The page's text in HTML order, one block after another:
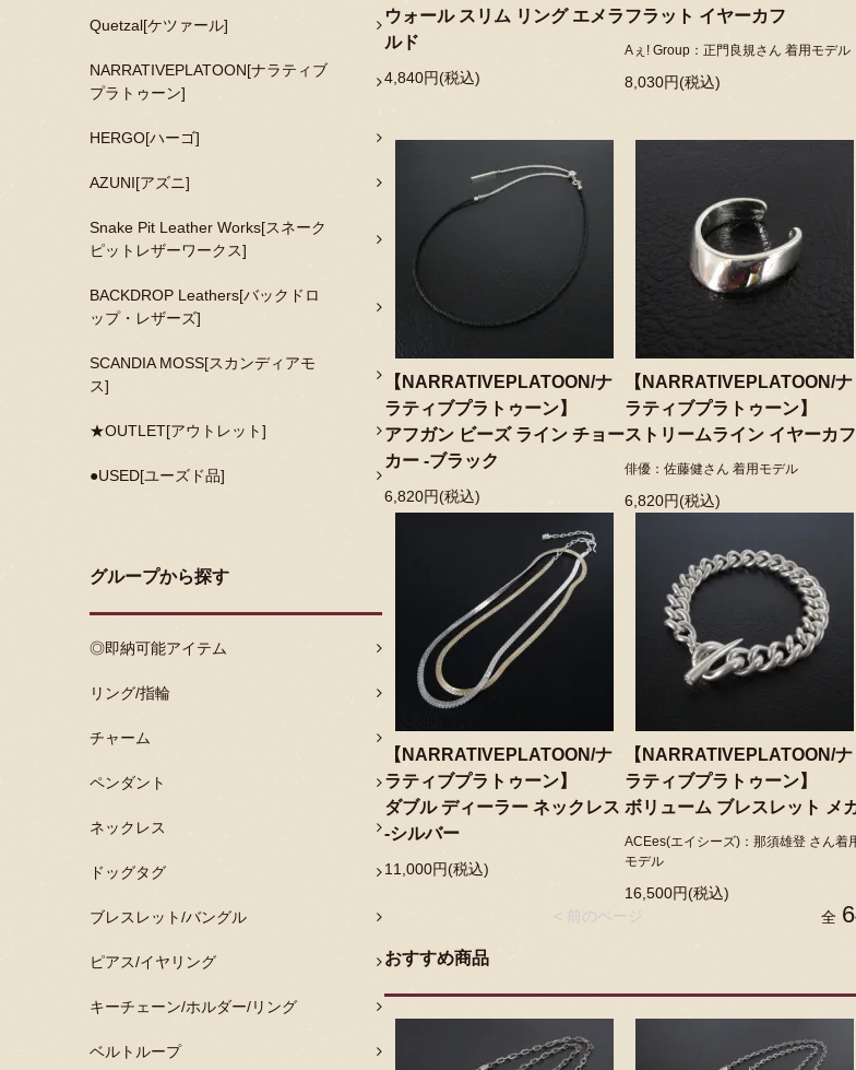
Quetzal[ケツァール]
NARRATIVEPLATOON[ナラティブ
プラトゥーン]
HERGO[ハーゴ]
AZUNI[アズニ]
Snake Pit Leather Works[スネーク
ピットレザーワークス]
BACKDROP Leathers[バックドロ
ップ・レザーズ]
SCANDIA MOSS[スカンディアモ
ス]
★OUTLET[アウトレット]
●USED[ユーズド品]
グループから探す
◎即納可能アイテム
リング/指輪
チャーム
ペンダント
ネックレス
ドッグタグ
ブレスレット/バングル
ピアス/イヤリング
キーチェーン/ホルダー/リング
ベルトループ
ウォール スリム リング エメラ
ルド
4,840円(税込)
フラット イヤーカフ
Aぇ! Group：正門良規さん 着用モデル
8,030円(税込)
【NARRATIVEPLATOON/ナ
ラティブプラトゥーン】
アフガン ビーズ ライン チョー
カー -ブラック
6,820円(税込)
【NARRATIVEPLATOON/ナ
ラティブプラトゥーン】
ストリームライン イヤーカフ
俳優：佐藤健さん 着用モデル
6,820円(税込)
【NARRATIVEPLATOON/ナ
ラティブプラトゥーン】
ダブル ディーラー ネックレス
-シルバー
11,000円(税込)
【NARRATIVEPLATOON/ナ
ラティブプラトゥーン】
ボリューム ブレスレット メ
ACEes(エイシーズ)：那須雄登 さん着
モデル
16,500円(税込)
< 前のページ 全
おすすめ商品